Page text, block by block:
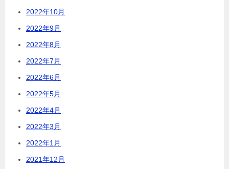
2022年10月
2022年9月
2022年8月
2022年7月
2022年6月
2022年5月
2022年4月
2022年3月
2022年1月
2021年12月